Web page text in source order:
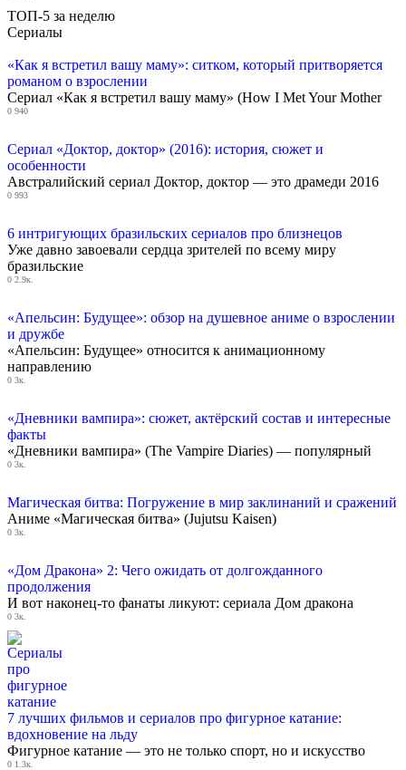
ТОП-5 за неделю
Сериалы
«Как я встретил вашу маму»: ситком, который притворяется
романом о взрослении
Сериал «Как я встретил вашу маму» (How I Met Your Mother
0 940
Сериал «Доктор, доктор» (2016): история, сюжет и
особенности
Австралийский сериал Доктор, доктор — это драмеди 2016
0 993
6 интригующих бразильских сериалов про близнецов
Уже давно завоевали сердца зрителей по всему миру
бразильские
0 2.9к.
«Апельсин: Будущее»: обзор на душевное аниме о взрослении
и дружбе
«Апельсин: Будущее» относится к анимационному
направлению
0 3к.
«Дневники вампира»: сюжет, актёрский состав и интересные
факты
«Дневники вампира» (The Vampire Diaries) — популярный
0 3к.
Магическая битва: Погружение в мир заклинаний и сражений
Аниме «Магическая битва» (Jujutsu Kaisen)
0 3к.
«Дом Дракона» 2: Чего ожидать от долгожданного
продолжения
И вот наконец-то фанаты ликуют: сериала Дом дракона
0 3к.
7 лучших фильмов и сериалов про фигурное катание:
вдохновение на льду
Фигурное катание — это не только спорт, но и искусство
0 1.3к.